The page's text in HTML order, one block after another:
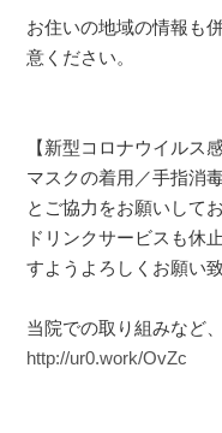
お住いの地域の情報も
意ください。
【新型コロナウイルス
マスクの着用／手指消
とご協力をお願いして
ドリンクサービスも休
すようよろしくお願い
当院での取り組みなど
http://ur0.work/OvZc